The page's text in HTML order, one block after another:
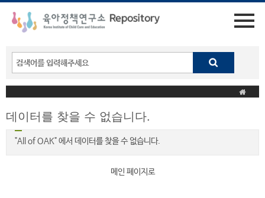
데이터를 찾을 수 없습니다.
"All of OAK" 에서 데이터를 찾을 수 없습니다.
메인 페이지로